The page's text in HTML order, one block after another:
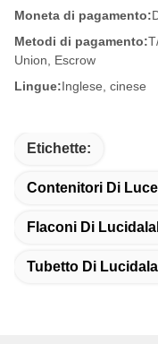
Moneta di pagamento:
Metodi di pagamento:
Union, Escrow
Lingue:Inglese, cinese
Etichette:
Contenitori Di
Flaconi Di
Tubetto Di